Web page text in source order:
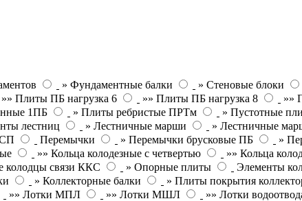
» Фундаментные балки » Стеновые блоки
»» Плиты ПБ нагрузка 6 »» Плиты ПБ нагрузка 8 »»
1ПБ » Плиты ребристые ПРТм » Пустотные
лестниц » Лестничные марши » Лестничные
Перемычки » Перемычки брусковые ПБ »
»» Кольца колодезные с четвертью »» Кольца
колодцы связи ККС » Опорные плиты Элементы
» Коллекторные балки » Плиты покрытия
»» Лотки МПЛ »» Лотки МШЛ »» Лотки